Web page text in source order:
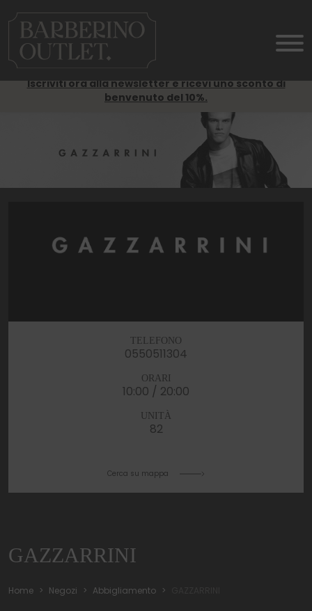
Iscriviti ora alla newsletter e ricevi uno sconto di
benvenuto del 10%.
TELEFONO
0550511304
ORARI
10:00 / 20:00
UNITÀ
82
Cerca su mappa
GAZZARRINI
Home Negozi Abbigliamento